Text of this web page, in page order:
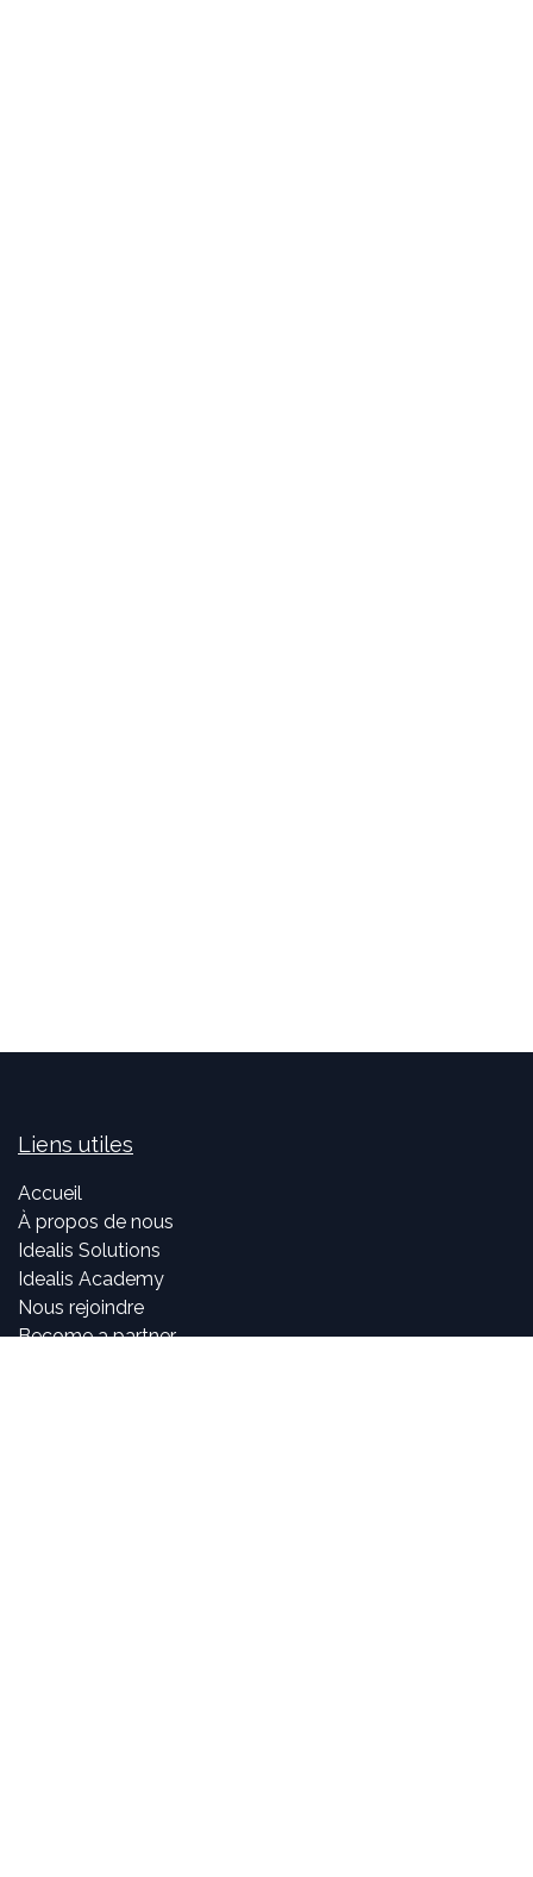
Liens utiles
Accueil
À propos de nous
Idealis Solutions
Idealis Academy
Nous rejoindre
Become a partner